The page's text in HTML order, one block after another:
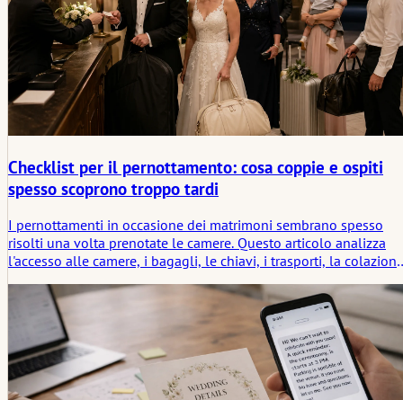
Checklist per il pernottamento: cosa coppie e ospiti
spesso scoprono troppo tardi
I pernottamenti in occasione dei matrimoni sembrano spesso
risolti una volta prenotate le camere. Questo articolo analizza
l'accesso alle camere, i bagagli, le chiavi, i trasporti, la
ospiti solitamente notano troppo tardi.